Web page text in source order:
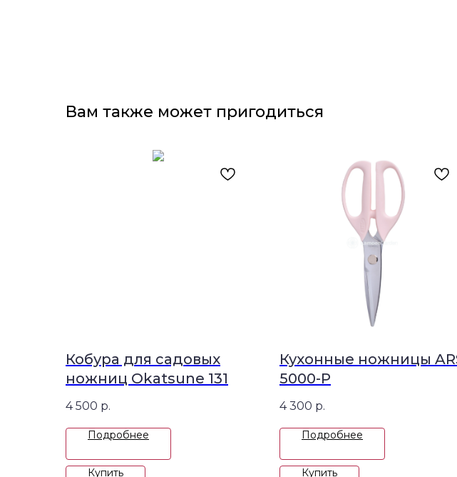
Вам также может пригодиться
Кобура для садовых
ножниц Okatsune 131
4 500 р.
Подробнее
Купить
Кухонные ножницы
5000-P
4 300 р.
Подробнее
Купить